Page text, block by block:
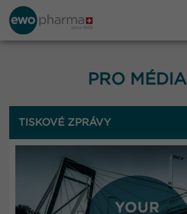
PRO MÉDIA
TISKOVÉ ZPRÁVY